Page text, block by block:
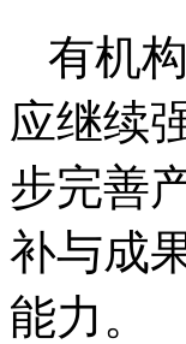
有机
应继续
步完善
补与成
能力。